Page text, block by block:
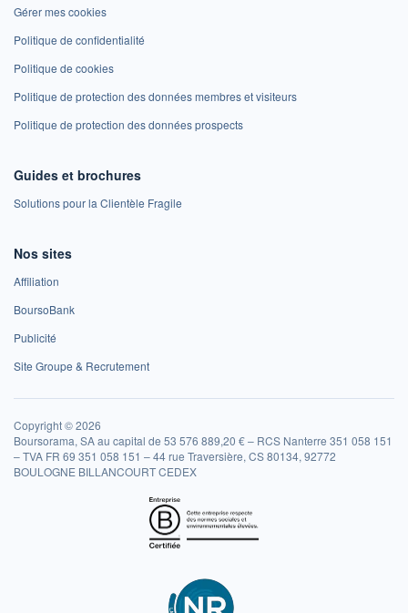
Gérer mes cookies
Politique de confidentialité
Politique de cookies
Politique de protection des données membres et visiteurs
Politique de protection des données prospects
Guides et brochures
Solutions pour la Clientèle Fragile
Nos sites
Affiliation
BoursoBank
Publicité
Site Groupe & Recrutement
Copyright © 2026
Boursorama, SA au capital de 53 576 889,20 € – RCS Nanterre 351 058 151
– TVA FR 69 351 058 151 – 44 rue Traversière, CS 80134, 92772
BOULOGNE BILLANCOURT CEDEX